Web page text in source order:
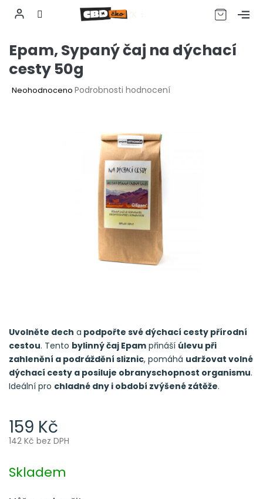
obsah
CZK
Epam, Sypaný čaj na dýchací
cesty 50g
Průměrné
Neohodnoceno Podrobnosti hodnocení
159 Kč
142 Kč bez DPH
cena:
Skladem
Uvolněte dech a podpořte své dýchací cesty přírodní
cestou. Tento bylinný čaj Epam přináší úlevu při
zahlenění a podráždění sliznic, pomáhá udržovat volné
dýchací cesty a posiluje obranyschopnost organismu.
Ideální pro chladné dny i období zvýšené zátěže.